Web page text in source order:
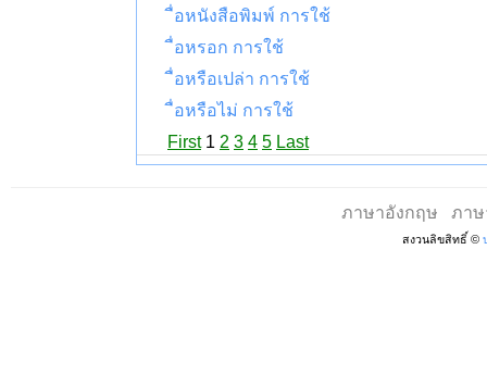
ื่อหนังสือพิมพ์ การใช้
ื่อหรอก การใช้
ื่อหรือเปล่า การใช้
ื่อหรือไม่ การใช้
First1 2 3 4 5 Last
ภาษาอังกฤษ ภา
สงวนลิขสิทธิ์ ©